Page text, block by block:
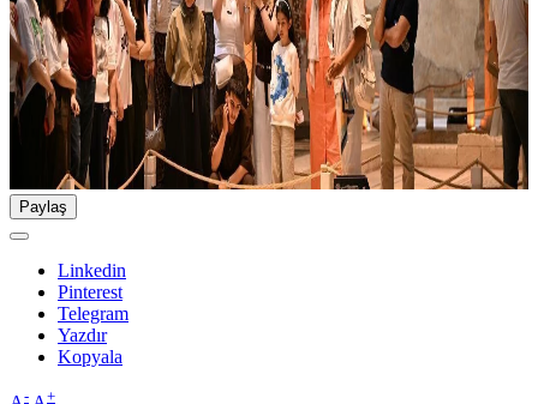
Paylaş
Linkedin
Pinterest
Telegram
Yazdır
Kopyala
- +